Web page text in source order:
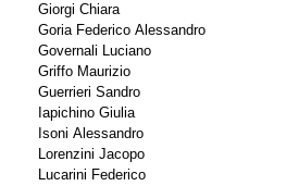
Giorgi Chiara
Goria Federico Alessandro
Governali Luciano
Griffo Maurizio
Guerrieri Sandro
Iapichino Giulia
Isoni Alessandro
Lorenzini Jacopo
Lucarini Federico